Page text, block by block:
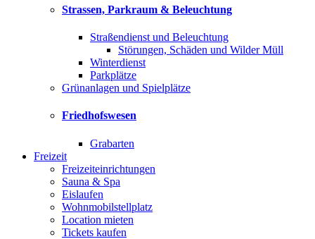
Strassen, Parkraum & Beleuchtung
Straßendienst und Beleuchtung
Störungen, Schäden und Wilder Müll
Winterdienst
Parkplätze
Grünanlagen und Spielplätze
Friedhofswesen
Grabarten
Freizeit
Freizeiteinrichtungen
Sauna & Spa
Eislaufen
Wohnmobilstellplatz
Location mieten
Tickets kaufen